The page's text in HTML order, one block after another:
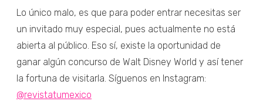
Lo único malo, es que para poder entrar necesitas ser
un invitado muy especial, pues actualmente no está
abierta al público. Eso sí, existe la oportunidad de
ganar algún concurso de Walt Disney World y así tener
la fortuna de visitarla. Síguenos en Instagram:
@revistatumexico